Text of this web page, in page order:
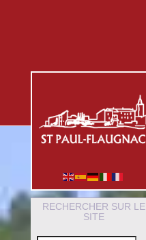
RECHERCHER SUR LE
SITE